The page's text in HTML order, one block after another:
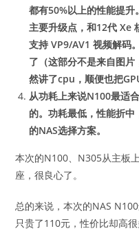
都有50%以上的性能提
主要升级点，和12代 Xe
支持 VP9/AV1 视频解码
了（这部分不是来自图
然讲了cpu，顺便也把
从功耗上来说N100最适
的。功耗最低，性能折
的NAS选择方案。
本次的N100、N305从主板
座，很良心了。
总的来说，本次的NAS
只贵了110元，性价比却高